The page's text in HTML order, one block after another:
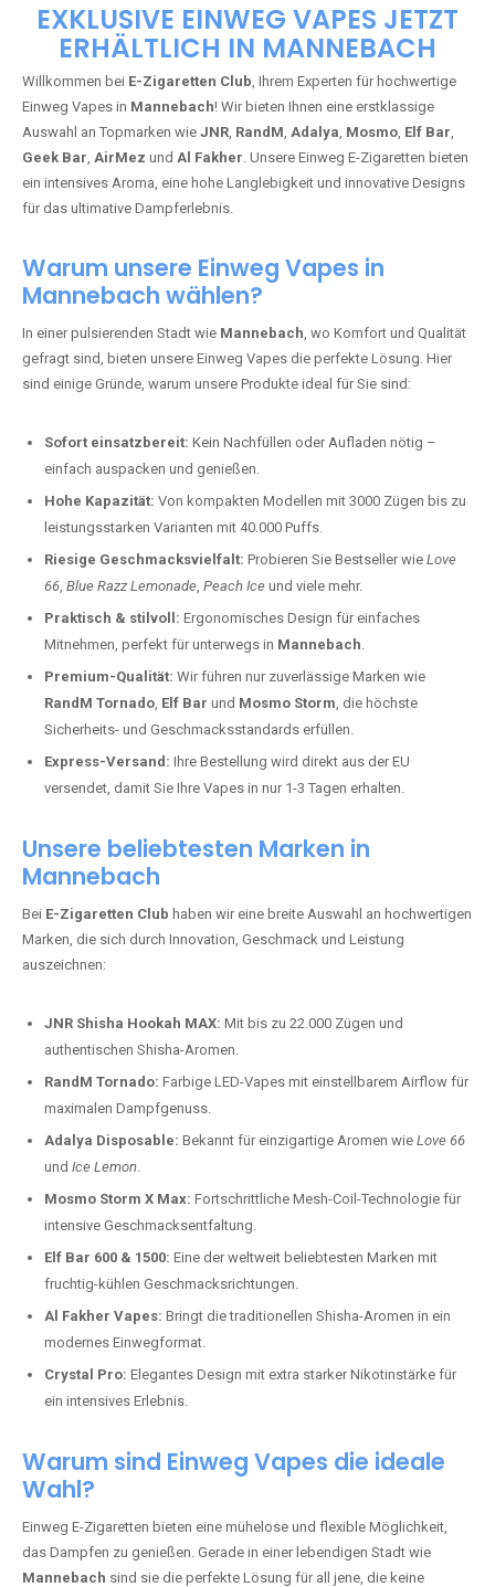
EXKLUSIVE EINWEG VAPES JETZT
ERHÄLTLICH IN MANNEBACH
Willkommen bei E-Zigaretten Club, Ihrem Experten für hochwertige
Einweg Vapes in Mannebach! Wir bieten Ihnen eine erstklassige
Auswahl an Topmarken wie JNR, RandM, Adalya, Mosmo, Elf Bar,
Geek Bar, AirMez und Al Fakher. Unsere Einweg E-Zigaretten bieten
ein intensives Aroma, eine hohe Langlebigkeit und innovative Designs
für das ultimative Dampferlebnis.
Warum unsere Einweg Vapes in
Mannebach wählen?
In einer pulsierenden Stadt wie Mannebach, wo Komfort und Qualität
gefragt sind, bieten unsere Einweg Vapes die perfekte Lösung. Hier
sind einige Gründe, warum unsere Produkte ideal für Sie sind:
Sofort einsatzbereit: Kein Nachfüllen oder Aufladen nötig –
einfach auspacken und genießen.
Hohe Kapazität: Von kompakten Modellen mit 3000 Zügen bis zu
leistungsstarken Varianten mit 40.000 Puffs.
Riesige Geschmacksvielfalt: Probieren Sie Bestseller wie Love
66, Blue Razz Lemonade, Peach Ice und viele mehr.
Praktisch & stilvoll: Ergonomisches Design für einfaches
Mitnehmen, perfekt für unterwegs in Mannebach.
Premium-Qualität: Wir führen nur zuverlässige Marken wie
RandM Tornado, Elf Bar und Mosmo Storm, die höchste
Sicherheits- und Geschmacksstandards erfüllen.
Express-Versand: Ihre Bestellung wird direkt aus der EU
versendet, damit Sie Ihre Vapes in nur 1-3 Tagen erhalten.
Unsere beliebtesten Marken in
Mannebach
Bei E-Zigaretten Club haben wir eine breite Auswahl an hochwertigen
Marken, die sich durch Innovation, Geschmack und Leistung
auszeichnen:
JNR Shisha Hookah MAX: Mit bis zu 22.000 Zügen und
authentischen Shisha-Aromen.
RandM Tornado: Farbige LED-Vapes mit einstellbarem Airflow für
maximalen Dampfgenuss.
Adalya Disposable: Bekannt für einzigartige Aromen wie Love 66
und Ice Lemon.
Mosmo Storm X Max: Fortschrittliche Mesh-Coil-Technologie für
intensive Geschmacksentfaltung.
Elf Bar 600 & 1500: Eine der weltweit beliebtesten Marken mit
fruchtig-kühlen Geschmacksrichtungen.
Al Fakher Vapes: Bringt die traditionellen Shisha-Aromen in ein
modernes Einwegformat.
Crystal Pro: Elegantes Design mit extra starker Nikotinstärke für
ein intensives Erlebnis.
Warum sind Einweg Vapes die ideale
Wahl?
Einweg E-Zigaretten bieten eine mühelose und flexible Möglichkeit,
das Dampfen zu genießen. Gerade in einer lebendigen Stadt wie
Mannebach sind sie die perfekte Lösung für all jene, die keine